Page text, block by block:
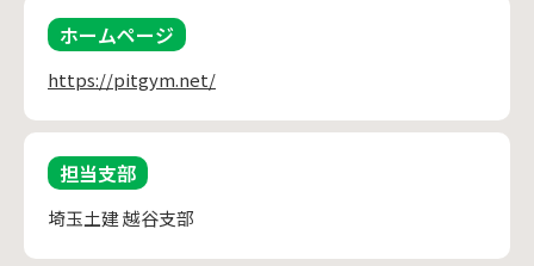
ホームページ
https://pitgym.net/
担当支部
埼玉土建 越谷支部